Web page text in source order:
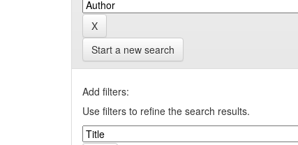
Start a new search
Add filters:
Use filters to refine the search results.